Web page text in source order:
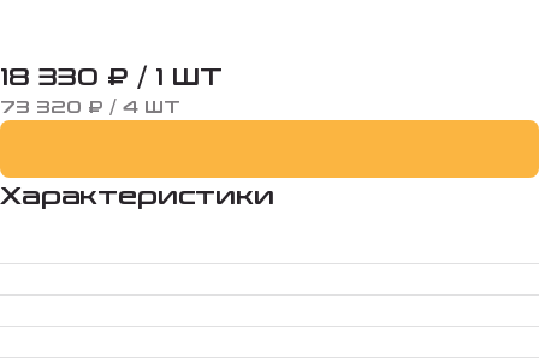
18 330 ₽ / 1 ШТ
73 320 ₽ / 4 ШТ
Характеристики